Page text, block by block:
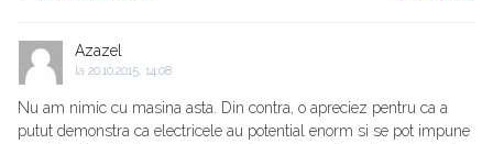
Azazel
la 20.10.2015, 14:08
Nu am nimic cu masina asta. Din contra, o apreciez pentru ca a
putut demonstra ca electricele au potential enorm si se pot impune